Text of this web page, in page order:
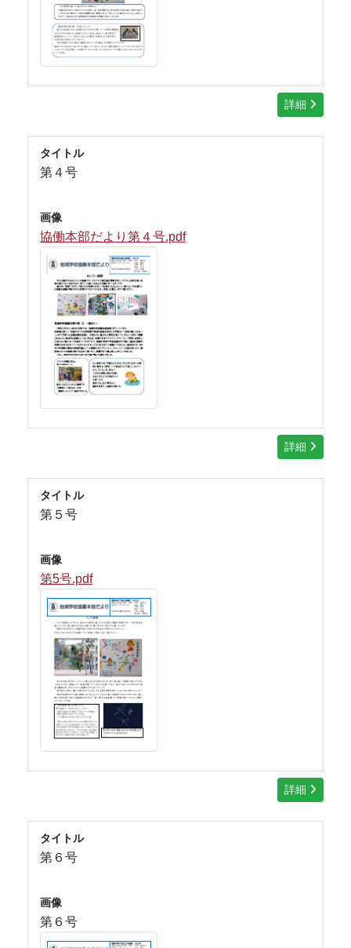
詳細
タイトル
第４号
画像
協働本部だより第４号.pdf
詳細
タイトル
第５号
画像
第5号.pdf
詳細
タイトル
第６号
画像
第６号